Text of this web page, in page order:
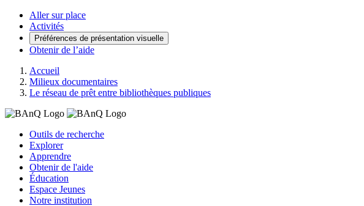
Aller sur place
Activités
Préférences de présentation visuelle
Obtenir de l’aide
Accueil
Milieux documentaires
Le réseau de prêt entre bibliothèques publiques
Outils de recherche
Explorer
Apprendre
Obtenir de l'aide
Éducation
Espace Jeunes
Notre institution